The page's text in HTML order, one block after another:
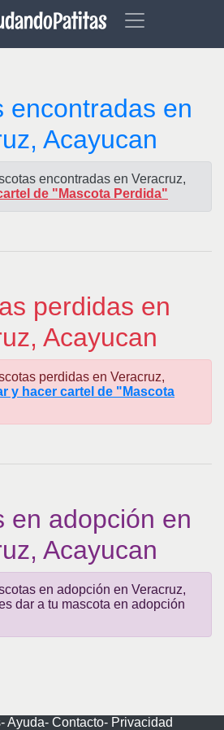
encontradas en
Acayucan
encontradas en Veracruz,
de "Mascota Perdida"
perdidas en
Acayucan
perdidas en Veracruz,
y hacer cartel de "Mascota
en adopción en
Acayucan
en adopción en Veracruz,
dar a tu mascota en adopción
Ayuda- Contacto- Privacidad